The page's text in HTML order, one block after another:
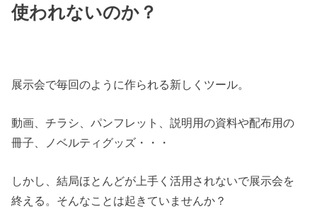
使われないのか？
展示会で毎回のように作られる新しくツール。
動画、チラシ、パンフレット、説明用の資料や配布用の
冊子、ノベルティグッズ・・・
しかし、結局ほとんどが上手く活用されないで展示会を
終える。そんなことは起きていませんか？